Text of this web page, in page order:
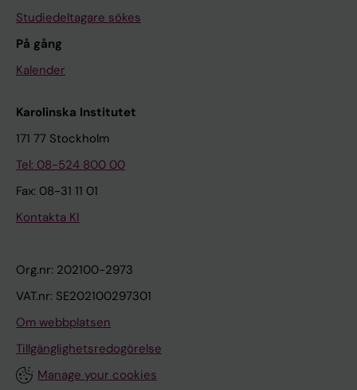
Studiedeltagare sökes
På gång
Kalender
Karolinska Institutet
171 77 Stockholm
Tel: 08-524 800 00
Fax: 08-31 11 01
Kontakta KI
Org.nr: 202100-2973
VAT.nr: SE202100297301
Om webbplatsen
Tillgänglighetsredogörelse
Manage your cookies